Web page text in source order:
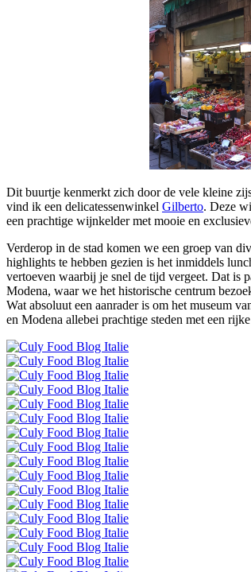
Dit buurtje kenmerkt zich door de vele kleine
vind ik een delicatessenwinkel Gilberto. Deze
een prachtige wijnkelder met mooie en
Verderop in de stad komen we een groep van
highlights te hebben gezien is het inmiddels
vertoeven waarbij je snel de tijd vergeet. Dat is
Modena, waar we het historische centrum
Wat absoluut een aanrader is om het museum
en Modena allebei prachtige steden met een